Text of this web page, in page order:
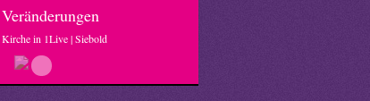
Veränderungen
Kirche in 1Live | Siebold